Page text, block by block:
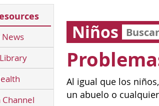
Niños
Al igual que los
un abuelo o